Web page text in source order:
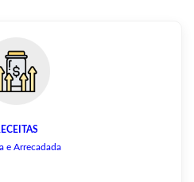
e Arrecadada